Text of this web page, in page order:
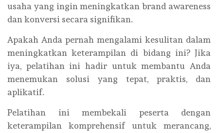
usaha yang ingin meningkatkan brand awareness
dan konversi secara signifikan.
Apakah Anda pernah mengalami kesulitan dalam
meningkatkan keterampilan di bidang ini? Jika
iya, pelatihan ini hadir untuk membantu Anda
menemukan solusi yang tepat, praktis, dan
aplikatif.
Pelatihan ini membekali peserta dengan
keterampilan komprehensif untuk merancang,